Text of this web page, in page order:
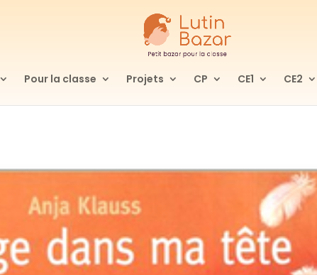
Pour la classe Projets CP CE1 CE2